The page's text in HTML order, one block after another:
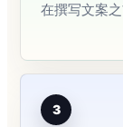
在撰写文案
3